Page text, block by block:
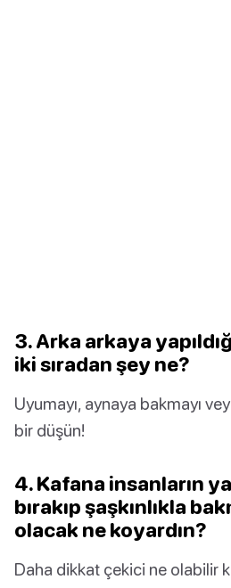
3. Arka arkaya
iki sıradan şey ne?
Uyumayı, aynaya bakmayı
bir düşün!
4. Kafana insanların
bırakıp şaşkınlıkla
olacak ne koyardın?
Daha dikkat çekici ne olabilir